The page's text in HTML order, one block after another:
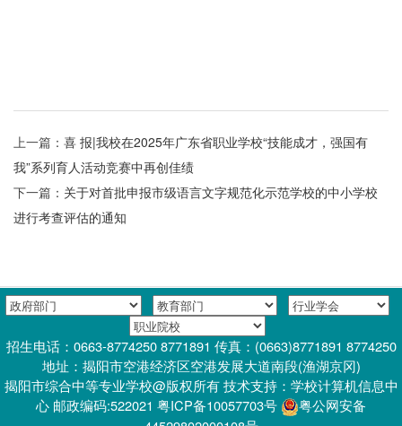
上一篇： 喜 报|我校在2025年广东省职业学校“技能成才，强国有
我”系列育人活动竞赛中再创佳绩
下一篇： 关于对首批申报市级语言文字规范化示范学校的中小学校
进行考查评估的通知
招生电话：0663-8774250 8771891 传真：(0663)8771891 8774250
地址：揭阳市空港经济区空港发展大道南段(渔湖京冈)
揭阳市综合中等专业学校@版权所有 技术支持：学校计算机信息中
心 邮政编码:522021 粤ICP备10057703号
粤公网安备